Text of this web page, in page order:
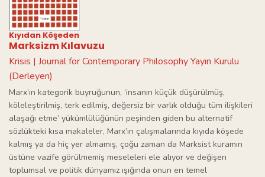
Kıyıdan Köşeden
Marksizm Kılavuzu
Krisis | Journal for Contemporary Philosophy Yayın Kurulu
(Derleyen)
Marx’ın kategorik buyruğunun, ‘insanın küçük düşürülmüş,
köleleştirilmiş, terk edilmiş, değersiz bir varlık olduğu tüm ilişkileri
alaşağı etme’ yükümlülüğünün peşinden giden bu alternatif
sözlükteki kısa makaleler, Marx’ın çalışmalarında kıyıda köşede
kalmış ya da hiç yer almamış, çoğu zaman da Marksist kuramın
üstüne vazife görülmemiş meseleleri ele alıyor ve değişen
toplumsal ve politik dünyamız ışığında onun en temel